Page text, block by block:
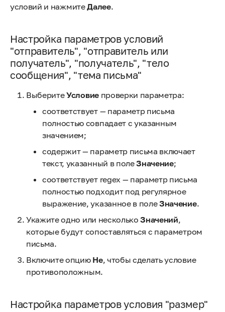
условий и нажмитеДалее.
Настройка параметров условий
"отправитель", "отправитель или
получатель", "получатель", "тело
сообщения", "тема письма"
ВыберитеУсловиепроверки параметра:
соответствует — параметр письма
полностью совпадает с указанным
значением;
содержит — параметр письма включает
текст, указанный в полеЗначение;
соответствует regex — параметр письма
полностью подходит под регулярное
выражение, указанное в полеЗначение.
Укажите одно или несколько Значений,
которые будут сопоставляться с параметром
письма.
Включите опциюНе, чтобы сделать условие
противоположным.
Настройка параметров условия "размер"